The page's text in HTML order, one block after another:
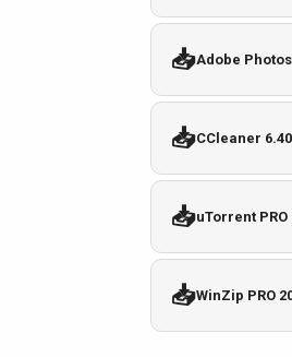
📥Adobe
📥CCleaner
📥uTorrent
📥WinZip PRO